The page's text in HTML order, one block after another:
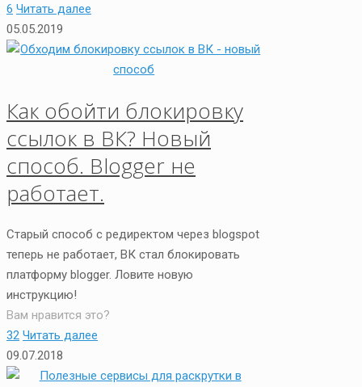
6 Читать далее
05.05.2019
Как обойти блокировку
ссылок в ВК? Новый
способ. Blogger не
работает.
Старый способ с редиректом через blogspot
теперь не работает, ВК стал блокировать
платформу blogger. Ловите новую
инструкцию!
Вам нравится это?
32 Читать далее
09.07.2018